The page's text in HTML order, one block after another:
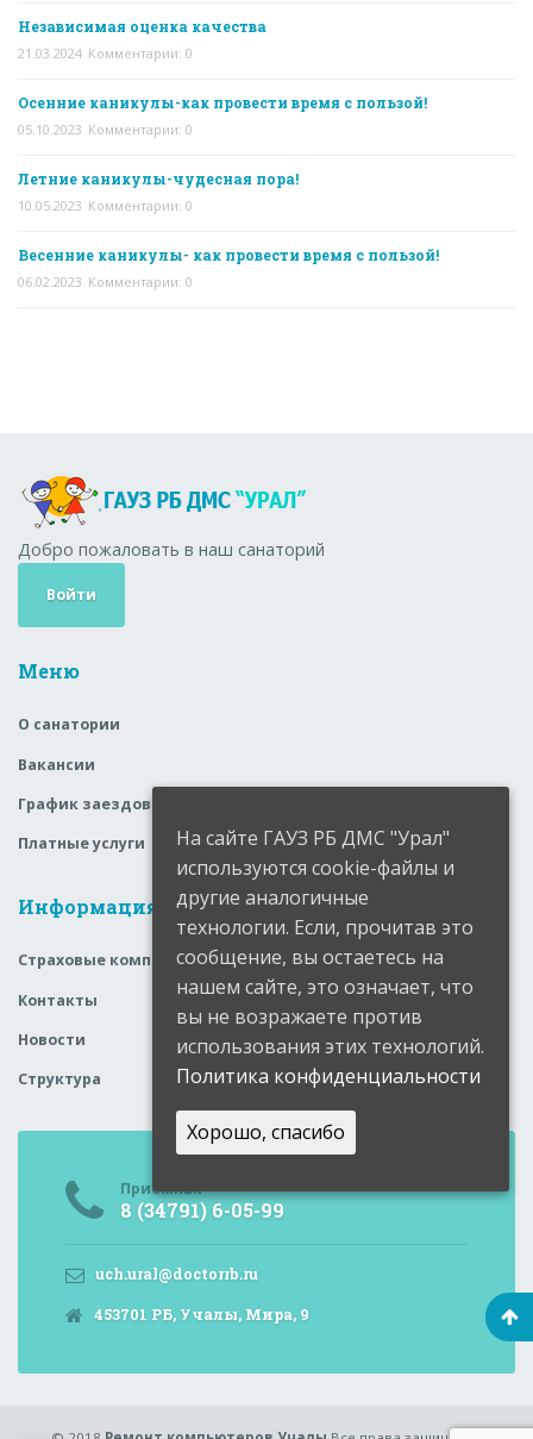
Независимая оценка качества
21.03.2024 Комментарии: 0
Осенние каникулы-как провести время с пользой!
05.10.2023 Комментарии: 0
Летние каникулы-чудесная пора!
10.05.2023 Комментарии: 0
Весенние каникулы- как провести время с пользой!
06.02.2023 Комментарии: 0
Добро пожаловать в наш санаторий
Войти
Меню
О санатории
Вакансии
График заездов
Платные услуги
Информация
Страховые компании
Контакты
Новости
Структура
Приемная
8 (34791) 6-05-99
uch.ural@doctorrb.ru
453701 РБ, Учалы, Мира, 9
На сайте ГАУЗ РБ ДМС "Урал"
используются cookie-файлы и
другие аналогичные
технологии. Если, прочитав это
сообщение, вы остаетесь на
нашем сайте, это означает, что
вы не возражаете против
использования этих технологий.
Политика конфиденциальности
Хорошо, спасибо